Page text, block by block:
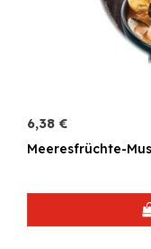
6,38 €
Meeresfrüchte-